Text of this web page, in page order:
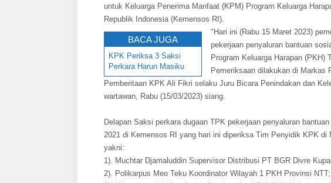
untuk Keluarga Penerima Manfaat (KPM) Program Keluarga
Republik Indonesia (Kemensos RI).
BACA JUGA
KPK Periksa 3 Saksi
Perkara Harun Masiku
"Hari ini (Rabu 15 Maret 2023)
pekerjaan penyaluran bantuan
Program Keluarga Harapan (PKH)
Pemeriksaan dilakukan di Markas
Pemberitaan KPK Ali Fikri selaku Juru Bicara Penindakan dan
wartawan, Rabu (15/03/2023) siang.
Delapan Saksi perkara dugaan TPK pekerjaan penyaluran
2021 di Kemensos RI yang hari ini diperiksa Tim Penyidik KPK di
yakni:
1). Muchtar Djamaluddin Supervisor Distribusi PT BGR Divre
2). Polikarpus Meo Teku Koordinator Wilayah 1 PKH Provinsi NTT;